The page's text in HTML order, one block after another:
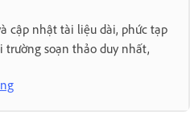
cập nhật tài liệu dài, phức tạp
trường soạn thảo duy nhất,